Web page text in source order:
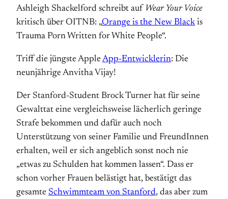
Ashleigh Shackelford schreibt auf Wear Your Voice
kritisch über OITNB: „Orange is the New Blackis
Trauma Porn Written for White People“.
Triff die jüngste AppleApp-Entwicklerin: Die
neunjährige Anvitha Vijay!
Der Stanford-Student Brock Turner hat für seine
Gewalttat eine vergleichsweise lächerlich geringe
Strafe bekommen und dafür auch noch
Unterstützung von seiner Familie und FreundInnen
erhalten, weil er sich angeblich sonst noch nie
„etwas zu Schulden hat kommen lassen“. Dass er
schon vorher Frauen belästigt hat, bestätigt das
gesamte Schwimmteam von Stanford, das aber zum